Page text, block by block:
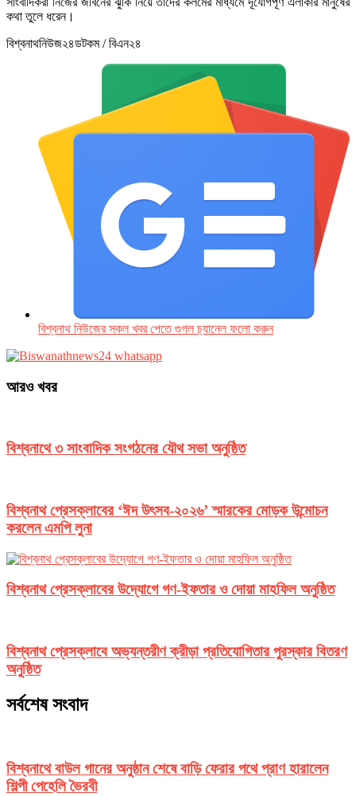
কথা তুলে ধরেন।
বিশ্বনাথনিউজ২৪ডটকম / বিএন২৪
বিশ্বনাথ নিউজের সকল খবর পেতে গুগল চ‌্যানেল ফলো করুন
আরও খবর
বিশ্বনাথে ৩ সাংবাদিক সংগঠনের যৌথ সভা অনুষ্ঠিত
বিশ্বনাথ প্রেসক্লাবের ‘ঈদ উৎসব-২০২৬’ স্মারকের মোড়ক উন্মোচন
করলেন এমপি লুনা
বিশ্বনাথ প্রেসক্লাবের উদ্যোগে গণ-ইফতার ও দোয়া মাহফিল অনুষ্ঠিত
বিশ্বনাথ প্রেসক্লাবে অভ্যন্তরীণ ক্রীড়া প্রতিযোগিতার পুরস্কার বিতরণ
অনুষ্ঠিত
সর্বশেষ সংবাদ
বিশ্বনাথে বাউল গানের অনুষ্ঠান শেষে বাড়ি ফেরার পথে প্রাণ হারালেন
শিল্পী পেহেলি ভৈরবী